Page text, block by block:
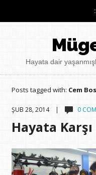
Hayata dair
Posts tagged with: Cem
ŞUB 28, 2014 | 0
Hayata